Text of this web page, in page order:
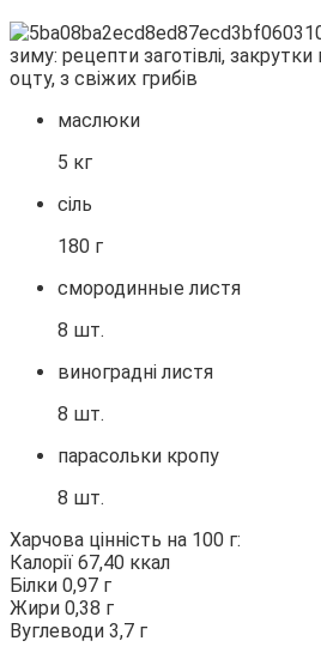
маслюки
5 кг
сіль
180 г
смородинные листя
8 шт.
виноградні листя
8 шт.
парасольки кропу
8 шт.
Харчова цінність на 100 г:
Калорії 67,40 ккал
Білки 0,97 г
Жири 0,38 г
Вуглеводи 3,7 г